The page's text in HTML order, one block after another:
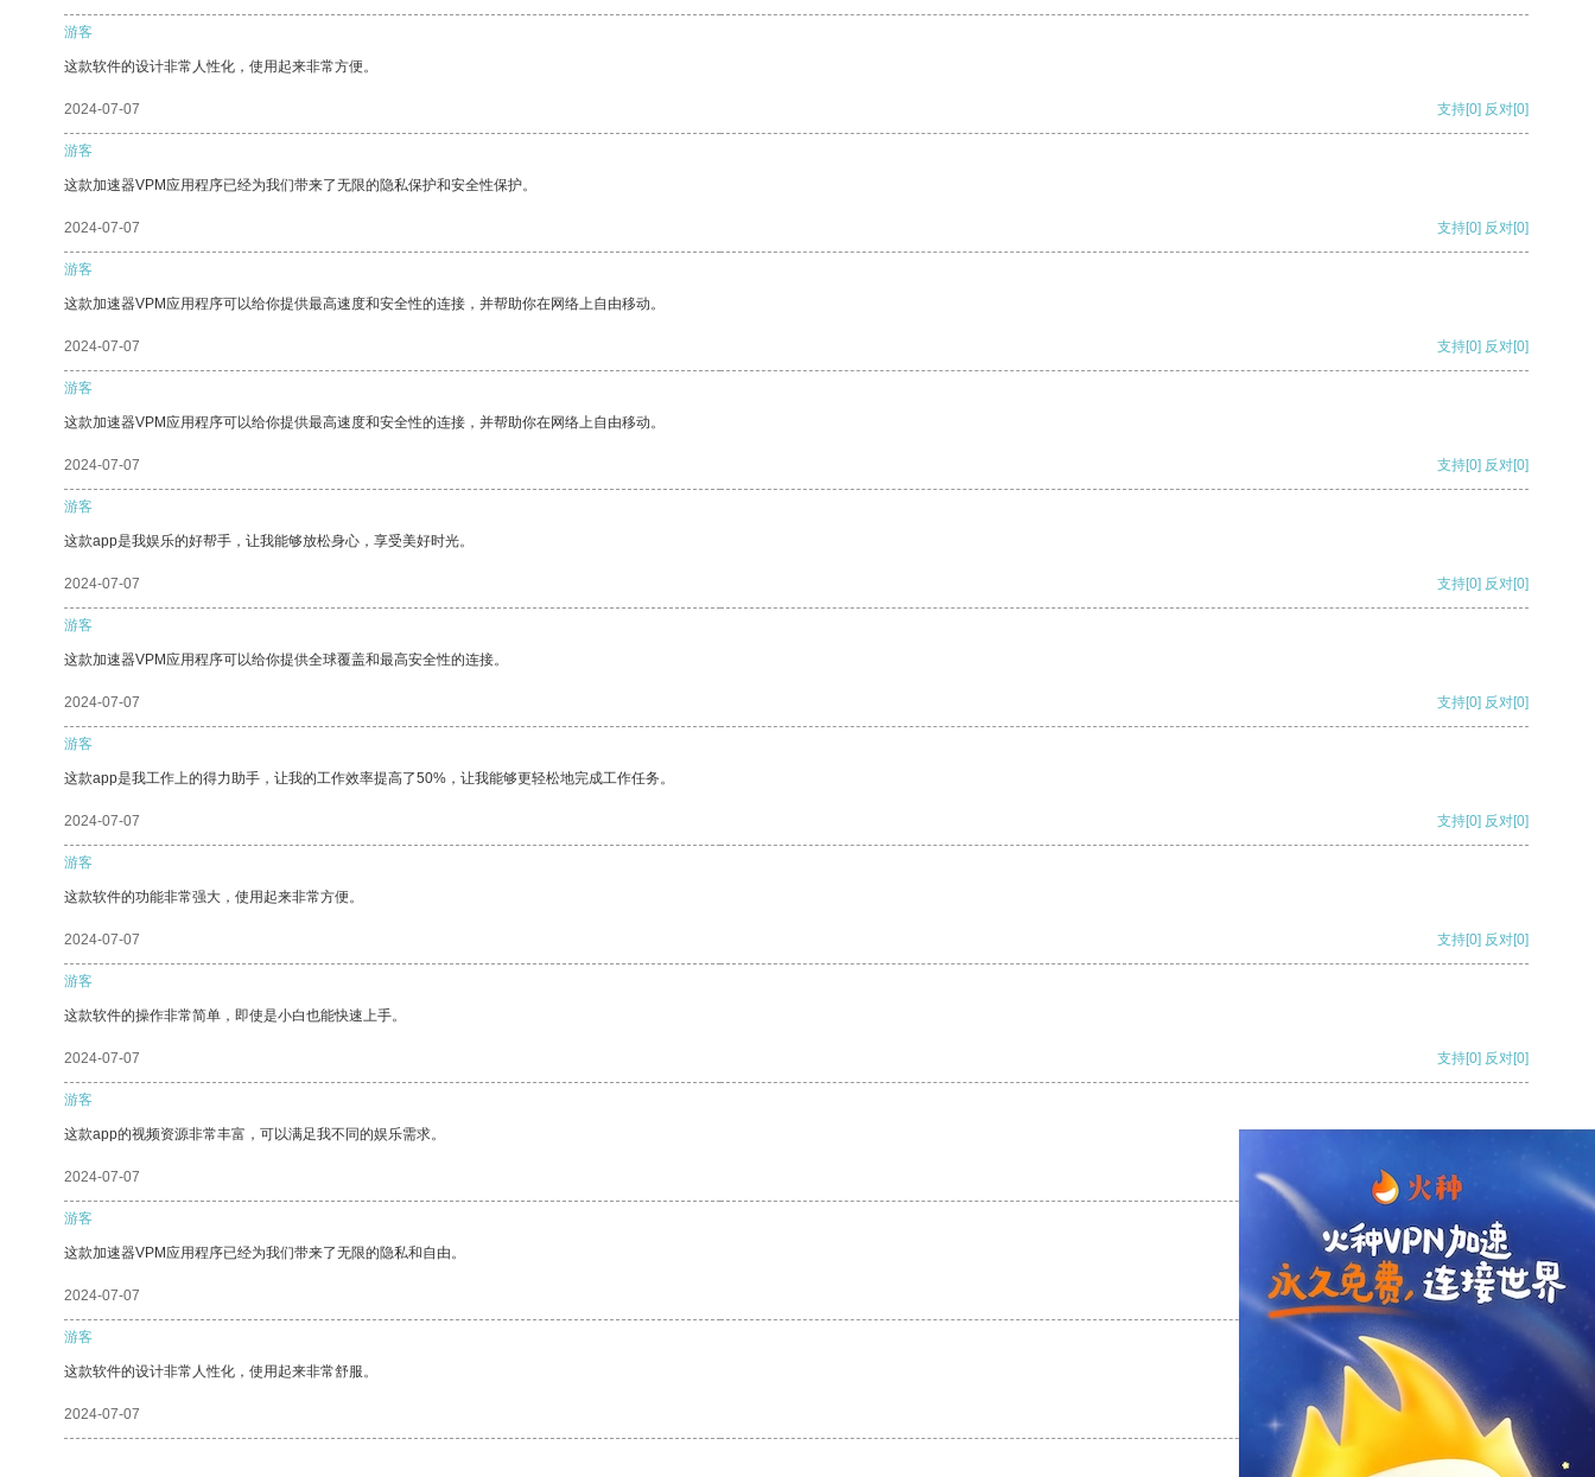
游客
这款软件的设计非常人性化，使用起来非常方便。
2024-07-07 支持[0] 反对[0]
游客
这款加速器VPM应用程序已经为我们带来了无限的隐私保护和安全性保护。
2024-07-07 支持[0] 反对[0]
游客
这款加速器VPM应用程序可以给你提供最高速度和安全性的连接，并帮助你在网络上自由移动。
2024-07-07 支持[0] 反对[0]
游客
这款加速器VPM应用程序可以给你提供最高速度和安全性的连接，并帮助你在网络上自由移动。
2024-07-07 支持[0] 反对[0]
游客
这款app是我娱乐的好帮手，让我能够放松身心，享受美好时光。
2024-07-07 支持[0] 反对[0]
游客
这款加速器VPM应用程序可以给你提供全球覆盖和最高安全性的连接。
2024-07-07 支持[0] 反对[0]
游客
这款app是我工作上的得力助手，让我的工作效率提高了50%，让我能够更轻松地完成工作任务。
2024-07-07 支持[0] 反对[0]
游客
这款软件的功能非常强大，使用起来非常方便。
2024-07-07 支持[0] 反对[0]
游客
这款软件的操作非常简单，即使是小白也能快速上手。
2024-07-07 支持[0] 反对[0]
游客
这款app的视频资源非常丰富，可以满足我不同的娱乐需求。
2024-07-07 支持
游客
这款加速器VPM应用程序已经为我们带来了无限的隐私和自由。
2024-07-07 支持[0] 反对[0]
游客
这款软件的设计非常人性化，使用起来非常舒服。
2024-07-07 支持[0] 反对[0]